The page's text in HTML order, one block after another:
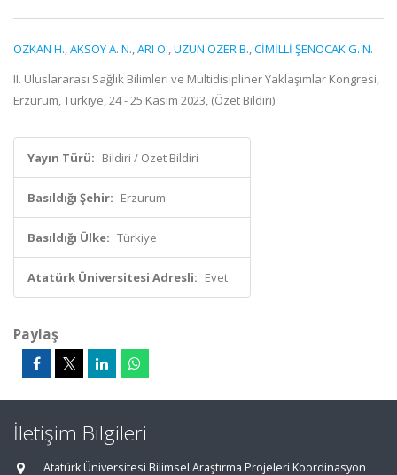
ÖZKAN H.,AKSOY A. N.,ARI Ö.,UZUN ÖZER B.,CİMİLLİ ŞENOCAK G. N.
II. Uluslararası Sağlık Bilimleri ve Multidisipliner Yaklaşımlar Kongresi,
Erzurum, Türkiye, 24 - 25 Kasım 2023, (Özet Bildiri)
Yayın Türü: Bildiri / Özet Bildiri
Basıldığı Şehir: Erzurum
Basıldığı Ülke: Türkiye
Atatürk Üniversitesi Adresli: Evet
Paylaş
İletişim Bilgileri
Atatürk Üniversitesi Bilimsel Araştırma Projeleri Koordinasyon